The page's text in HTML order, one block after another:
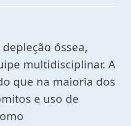
óssea,
multidisciplinar. A
que na maioria dos
e uso de